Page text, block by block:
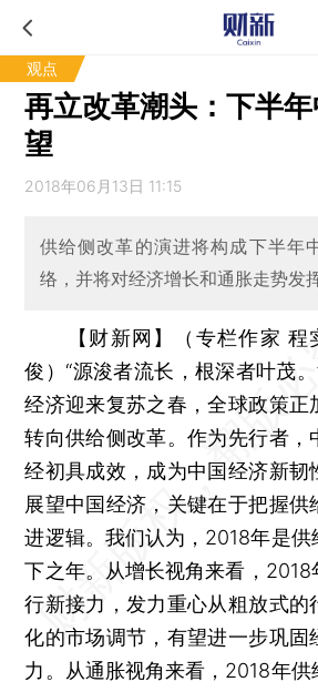
观点
再立改革潮头：下半
望
2018年06月13日 11:15
供给侧改革的演进将构成下半年
络，并将对经济增长和通胀走势发
【财新网】（专栏作家
俊）“源浚者流长，根深者叶茂
经济迎来复苏之春，全球政策正
转向供给侧改革。作为先行者，
经初具成效，成为中国经济新韧
展望中国经济，关键在于把握供
进逻辑。我们认为，2018年是供
下之年。从增长视角来看，
行新接力，发力重心从粗放式的
化的市场调节，有望进一步巩固
力。从通胀视角来看，2018年